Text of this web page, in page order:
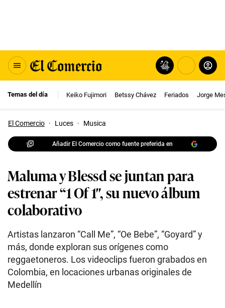
Temas del día Keiko Fujimori Betssy Chávez Feriados Jorge
El Comercio · Luces · Musica
Añadir El Comercio como fuente preferida en
Maluma y Blessd se juntan para
estrenar “1 Of 1″, su nuevo álbum
colaborativo
Artistas lanzaron “Call Me”, “Oe Bebe”, “Goyard” y
más, donde exploran sus orígenes como
reggaetoneros. Los videoclips fueron grabados en
Colombia, en locaciones urbanas originales de
Medellín